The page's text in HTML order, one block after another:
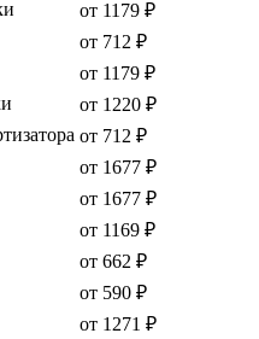
от 1179 ₽
от 712 ₽
от 1179 ₽
от 1220 ₽
от 712 ₽
от 1677 ₽
от 1677 ₽
от 1169 ₽
от 662 ₽
от 590 ₽
от 1271 ₽